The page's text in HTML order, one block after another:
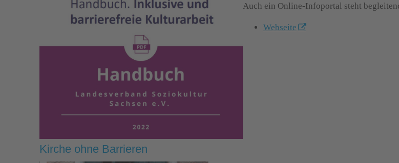
Auch ein Online-Infoportal steht
Webseite
Kirche ohne Barrieren